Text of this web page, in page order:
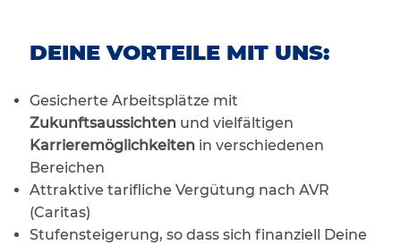
DEINE VORTEILE MIT UNS:
Gesicherte Arbeitsplätze mit
Zukunftsaussichtenund vielfältigen
Karrieremöglichkeiten in verschiedenen
Bereichen
Attraktive tarifliche Vergütung nach AVR
(Caritas)
Stufensteigerung, so dass sich finanziell Deine